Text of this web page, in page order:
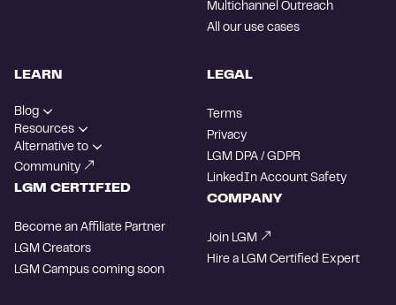
Multichannel Outreach
All our use cases
LEARN
Blog
Resources
Alternative to
Community
LGM CERTIFIED
Become an Affiliate Partner
LGM Creators
LGM Campus coming soon
LEGAL
Terms
Privacy
LGM DPA / GDPR
LinkedIn Account Safety
COMPANY
Join LGM
Hire a LGM Certified Expert